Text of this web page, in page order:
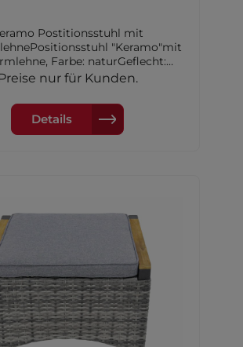
Postitionsstuhl mit
"Keramo"mit
Farbe: naturGeflecht:
Farbe: natur-
anthrazitinkl. Sitzauflage
Verzierung an der
grandis)FSC
Preise nur für Kunden.
Details